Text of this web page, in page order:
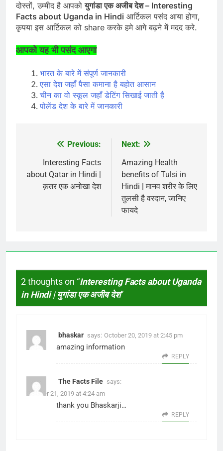
दोस्तों, उम्मीद है आपकोयुगांडा एक अजीब देश – Interesting
Facts about Uganda in Hindi आर्टिकल पसंद आया होगा,
कृपया इस आर्टिकल को share करके हमे आगे बढ़ने में मदद करे.
आपको यह भी पसंद आएगा
भारत के बारे में संपूर्ण जानकारी
एसा देश जहाँ पैसा कमाना है बहोत आसान
चीन का वो स्कूल जहाँ डेटिंग सिखाई जाती है
पोलेंड देश के बारे में जानकारी
navigation
Previous:
Interesting Facts
about Qatar in Hindi |
क़तर एक अनोखा देश
Next:
Amazing Health
benefits of Tulsi in
Hindi | मानव शरीर के लिए
तुलसी है वरदान, जानिए
फायदे
2 thoughts on “Interesting Facts about Uganda
in Hindi | युगांडा एक अजीब देश”
bhaskar says: October 20, 2019 at 2:45 pm
amazing information
REPLY
The Facts File says:
October 21, 2019 at 4:24 am
thank you Bhaskarji…
REPLY